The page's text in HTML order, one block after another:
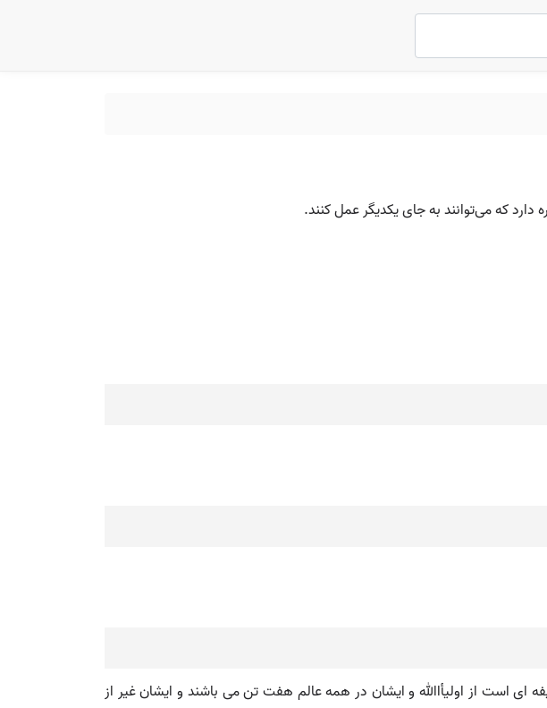
دارد که می‌توانند به جای یکدیگر عمل کنند.
ای است از اولیأاﷲ و ایشان در همه عالم هفت تن می باشند و ایشان غیر از